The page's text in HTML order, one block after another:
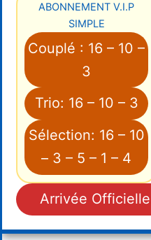
ABONNEMENT V.I.P
SIMPLE
Couplé : 16 – 10 –
3
Trio: 16 – 10 – 3
Sélection: 16 – 10
– 3 – 5 – 1 – 4
Arrivée